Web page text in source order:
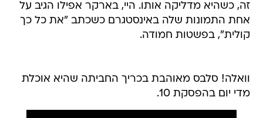
זה, כשהיא מדליקה אותו. היי, בארקר אפילו הגיב על
אחת התמונות שלה באינסטגרם כשכתב "את כל כך
קולית", בפשטות חמודה.
וואלה! סלבס מאוהבת בכריך החביתה שהיא אוכלת
מדי יום בהפסקת 10.